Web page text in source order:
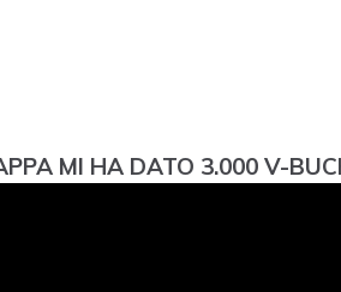
MI HA DATO 3.000 V-